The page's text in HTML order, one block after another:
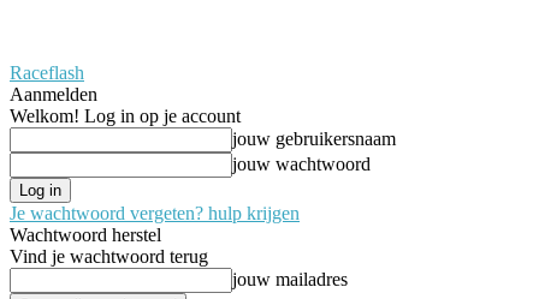
Raceflash
Aanmelden
Welkom! Log in op je account
jouw gebruikersnaam
jouw wachtwoord
Je wachtwoord vergeten? hulp krijgen
Wachtwoord herstel
Vind je wachtwoord terug
jouw mailadres